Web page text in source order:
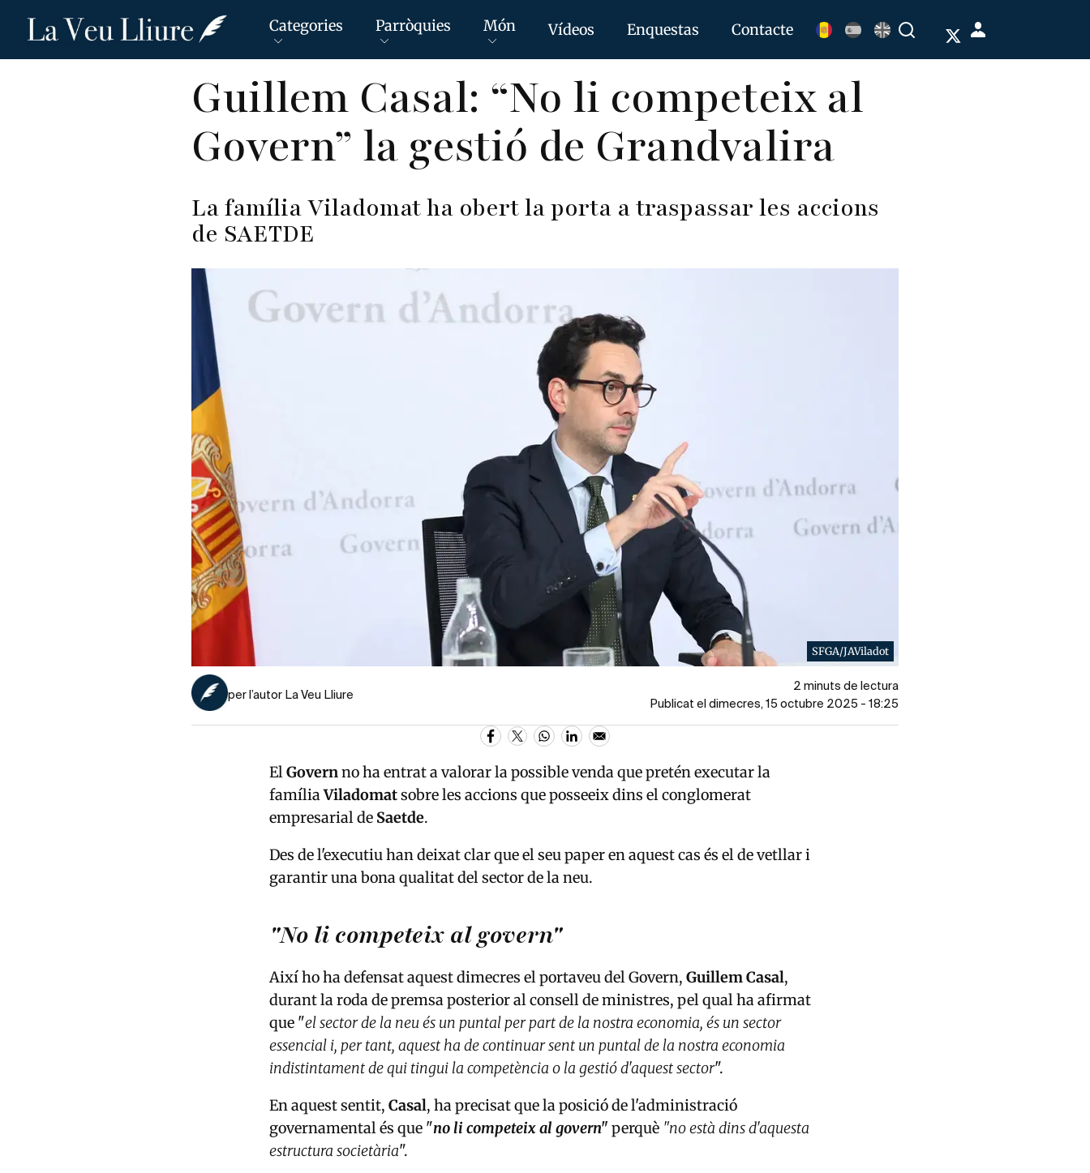
Vés
Categories Parròquies Món Vídeos Enquestas Contacte BuscarMenú
de
Guillem Casal: “No li competeix al
Govern” la gestió de Grandvalira
La família Viladomat ha obert la porta a traspassar les accions
de SAETDE
SFGA/JAViladot
per l’autor La Veu Lliure
2 minuts de lectura
Publicat el dimecres, 15 octubre 2025 - 18:25
ElGovernno ha entrat a valorar la possible venda que pretén executar la
famíliaViladomatsobre les accions que posseeix dins el conglomerat
empresarial de Saetde.
Des de l'executiu han deixat clar que el seu paper en aquest cas és el de vetllar i
garantir una bona qualitat del sector de la neu.
"No li competeix al govern"
Així ho ha defensat aquest dimecres el portaveu del Govern, Guillem Casal,
durant la roda de premsa posterior al consell de ministres, pel qual ha afirmat
que "el sector de la neu és un puntal per part de la nostra economia, és un sector
essencial i, per tant, aquest ha de continuar sent un puntal de la nostra economia
indistintament de qui tingui la competència o la gestió d'aquest sector".
En aquest sentit, Casal, ha precisat que la posició de l'administració
governamental és que "no li competeix al govern" perquè "no està dins d'aquesta
estructura societària".